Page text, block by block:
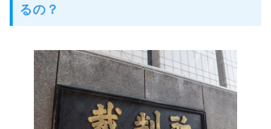
るの？